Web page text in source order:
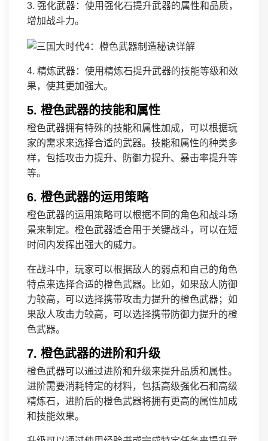
3. 强化武器：使用强化石提升武器的属性和品质，
增加战斗力。
4. 精炼武器：使用精炼石提升武器的技能等级和效
果，使其更加强大。
5. 橙色武器的技能和属性
橙色武器拥有特殊的技能和属性加成，可以根据玩
家的需求来选择合适的武器。技能和属性的种类多
样，包括攻击力提升、防御力提升、暴击率提升等
等。
6. 橙色武器的运用策略
橙色武器的运用策略可以根据不同的角色和战斗场
景来制定。橙色武器适合用于关键战斗，可以在短
时间内发挥出强大的威力。
在战斗中，玩家可以根据敌人的弱点和自己的角色
特点来选择合适的橙色武器。比如，如果敌人防御
力较高，可以选择携带攻击力提升的橙色武器；如
果敌人攻击力较高，可以选择携带防御力提升的橙
色武器。
7. 橙色武器的进阶和升级
橙色武器可以通过进阶和升级来提升品质和属性。
进阶需要消耗特定的材料，包括高级强化石和高级
精炼石，进阶后的橙色武器将拥有更高的属性加成
和技能效果。